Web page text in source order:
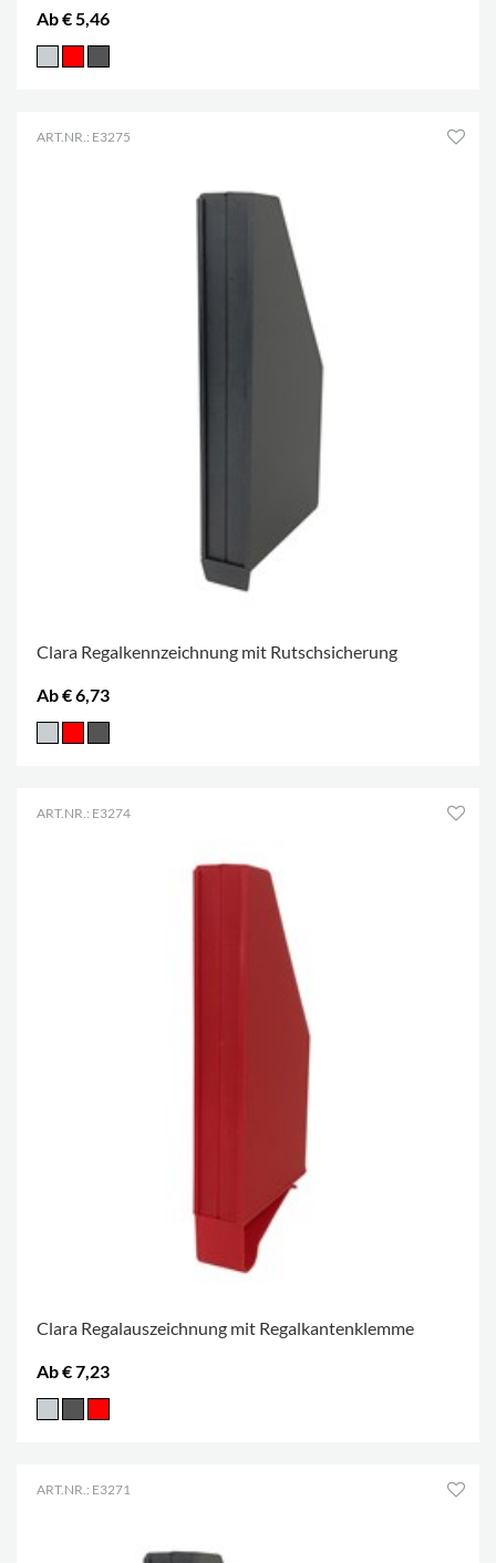
Ab € 5,46
ART.NR.: E3275
Clara Regalkennzeichnung mit Rutschsicherung
Ab € 6,73
ART.NR.: E3274
Clara Regalauszeichnung mit Regalkantenklemme
Ab € 7,23
ART.NR.: E3271